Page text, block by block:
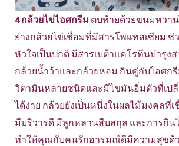
4 กล้วยไข่ไอศกรีม ตบท้ายด้วยขนมหวา
ย่างกล้วยไข่เชื่อมที่มีสารโพแทสเซียม ช่
หัวใจเป็นปกติ มีสารเบต้าแคโรทีนบำรุง
กล้วยน้ำว้าและกล้วยหอม กินคู่กับไอศก
วิตามินหลายชนิดและมีไขมันอิ่มตัวที่เป
ได้ง่าย กล้วยยังเป็นหนึ่งในผลไม้มงคลที่
มีบริวารดี มีลูกหลานสืบสกุล และการกิน
ทำให้คุณกับคนรักอารมณ์ดีมีความสุขด้